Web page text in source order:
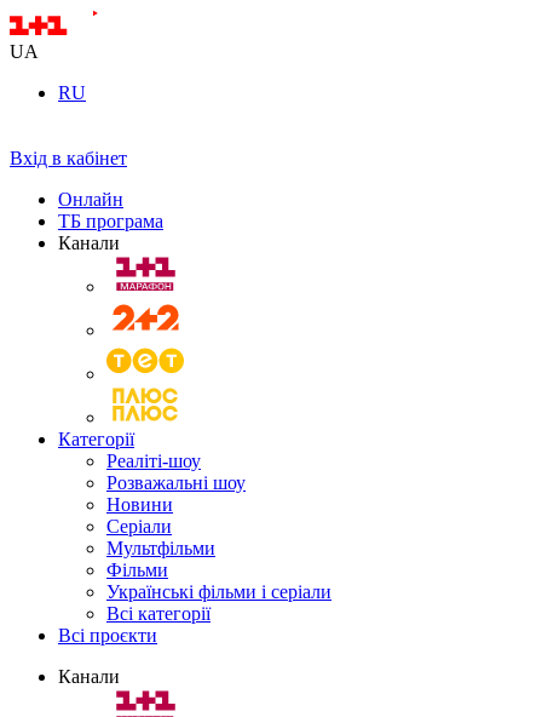
UA
RU
Вхід в кабінет
Онлайн
ТБ програма
Канали
Категорії
Реаліті-шоу
Розважальні шоу
Новини
Серіали
Мультфільми
Фільми
Українські фільми і серіали
Всі категорії
Всі проєкти
Канали